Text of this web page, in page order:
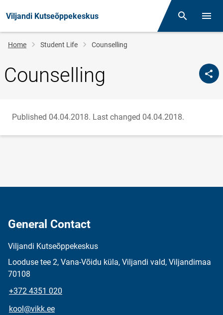
Viljandi Kutseõppekeskus Otsing
Breadcrumb
Home Student Life Counselling
Counselling
Published 04.04.2018. Last changed 04.04.2018.
General Contact
Viljandi Kutseõppekeskus
Looduse tee 2, Vana-Võidu küla, Viljandi vald, Viljandimaa
70108
+372 4351 020
kool@vikk.ee